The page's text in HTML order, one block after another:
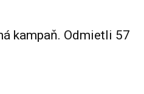
kampaň. Odmietli 57